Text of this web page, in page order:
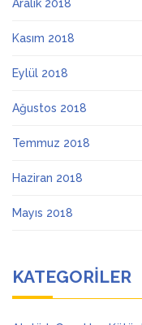
Aralık 2018
Kasım 2018
Eylül 2018
Ağustos 2018
Temmuz 2018
Haziran 2018
Mayıs 2018
KATEGORILER